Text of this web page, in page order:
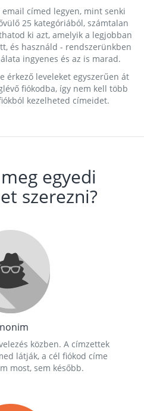
címed legyen, mint senki
25 kategóriából, számtalan
ki azt, amelyik a legjobban
és használd - rendszerünkben
ingyenes és az is marad.
érkező leveleket egyszerűen át
fiókodba, így nem kell több
kezelheted címeidet.
egyedi
szerezni?
közben. A címzettek
látják, a cél fiókod címe
most, sem később.